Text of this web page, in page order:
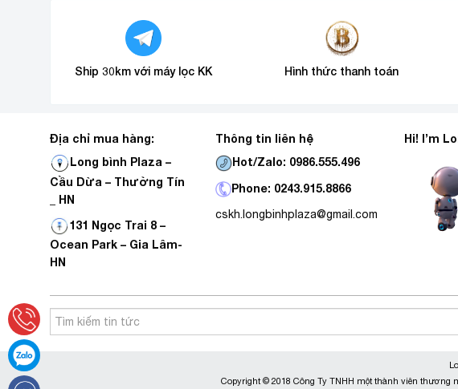
Ship 30km với máy lọc KK Hình thức thanh toán
Địa chỉ mua hàng:
Long bình Plaza –
Cầu Dừa – Thường Tín
_ HN
131 Ngọc Trai 8 –
Ocean Park – Gia Lâm-
HN
Thông tin liên hệ
Hot/Zalo: 0986.555.496
Phone: 0243.915.8866
cskh.longbinhplaza@gmail.com
Hi! I’m
Copyright © 2018 Công Ty TNHH một thành viên thương